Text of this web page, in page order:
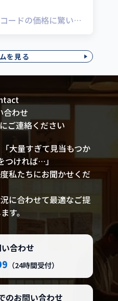
ードの価格に驚い…
を見る
合わせ
ご連絡ください
大量すぎて見当もつか
つければ…」
私たちにお聞かせくだ
に合わせて最適なご提
す。
合わせ
（24時間受付）
のお問い合わせ